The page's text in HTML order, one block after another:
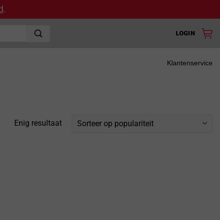
.
LOGIN
Klantenservice
Enig resultaat